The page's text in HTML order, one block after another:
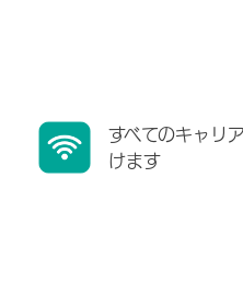
すべてのキャリ
けます